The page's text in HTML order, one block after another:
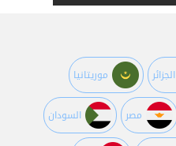
الجزائر موريتانيا
مصر السودان